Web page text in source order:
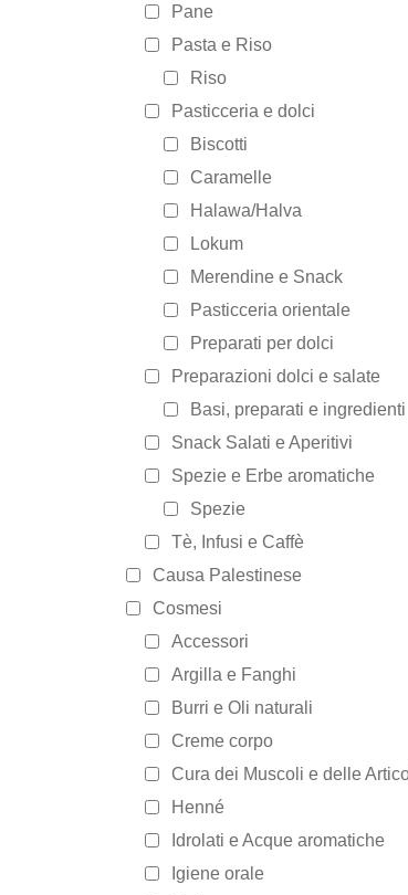
Pane
Pasta e Riso
Riso
Pasticceria e dolci
Biscotti
Caramelle
Halawa/Halva
Lokum
Merendine e Snack
Pasticceria orientale
Preparati per dolci
Preparazioni dolci e salate
Basi, preparati e ingredienti
Snack Salati e Aperitivi
Spezie e Erbe aromatiche
Spezie
Tè, Infusi e Caffè
Causa Palestinese
Cosmesi
Accessori
Argilla e Fanghi
Burri e Oli naturali
Creme corpo
Cura dei Muscoli e delle
Henné
Idrolati e Acque aromatiche
Igiene orale